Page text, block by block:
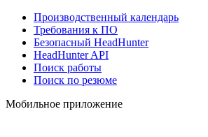
Производственный календарь
Требования к ПО
Безопасный HeadHunter
HeadHunter API
Поиск работы
Поиск по резюме
Мобильное приложение